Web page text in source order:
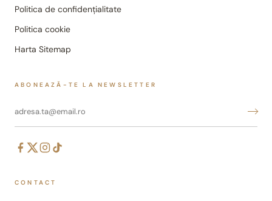
Politica de confidențialitate
Politica cookie
Harta Sitemap
ABONEAZĂ-TE LA NEWSLETTER
CONTACT